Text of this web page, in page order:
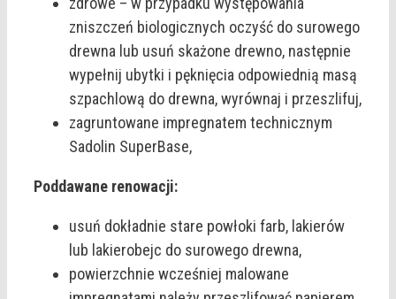
zniszczeń biologicznych oczyść do surowego
drewna lub usuń skażone drewno, następnie
wypełnij ubytki i pęknięcia odpowiednią masą
szpachlową do drewna, wyrównaj i przeszlifuj,
zagruntowane impregnatem technicznym
Sadolin SuperBase,
Poddawane renowacji:
usuń dokładnie stare powłoki farb, lakierów
lub lakierobejc do surowego drewna,
powierzchnie wcześniej malowane